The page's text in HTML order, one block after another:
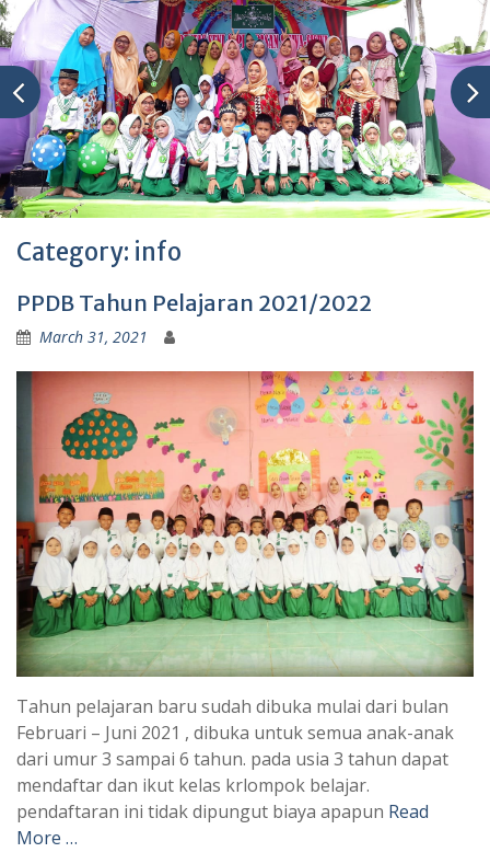
Category: info
PPDB Tahun Pelajaran 2021/2022
March 31, 2021
Tahun pelajaran baru sudah dibuka mulai dari bulan
Februari – Juni 2021 , dibuka untuk semua anak-anak
dari umur 3 sampai 6 tahun. pada usia 3 tahun dapat
mendaftar dan ikut kelas krlompok belajar.
pendaftaran ini tidak dipungut biaya apapun Read
More …